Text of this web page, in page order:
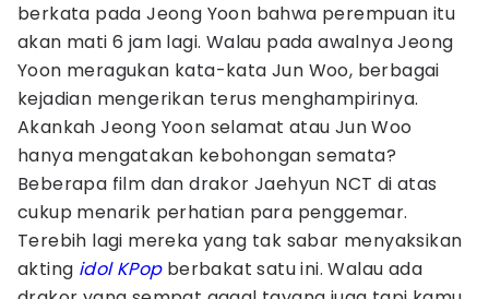
berkata pada Jeong Yoon bahwa perempuan itu
akan mati 6 jam lagi. Walau pada awalnya Jeong
Yoon meragukan kata-kata Jun Woo, berbagai
kejadian mengerikan terus menghampirinya.
Akankah Jeong Yoon selamat atau Jun Woo
hanya mengatakan kebohongan semata?
Beberapa film dan drakor Jaehyun NCT di atas
cukup menarik perhatian para penggemar.
Terebih lagi mereka yang tak sabar menyaksikan
akting idol KPopberbakat satu ini. Walau ada